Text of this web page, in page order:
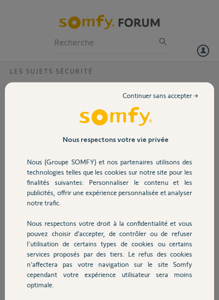
Volet
Sécurité
Domotique
Chauffage
Autres produits
LES SUJETS SÉCURITÉ
Est-il prévu de mettre en place un bouton
Est-il prévu de mettre en place un bouton SOS -
panique dans l'application mobile?
En effet, de plus en plus de personnes ont leur téléphone avec eux.
Parfois, nous pourrions ne pas avoir la télécommande près de nous
pour déclencher un mode SOS.
Bien plus utile et pratique.
Cordialement,
FX L.
il y a plus de 9 ans
Participer au fil de discussion
Nous respectons votre vie privée
Nous (Groupe SOMFY) et nos partenaires utilisons des
technologies telles que les cookies sur notre site pour les
finalités suivantes: Personnaliser le contenu et les
publicités, offrir une expérience personnalisée et analyser
notre trafic.
Nous respectons votre droit à la confidentialité et vous
pouvez choisir d’accepter, de contrôler ou de refuser
l'utilisation de certains types de cookies ou certains
services proposés par des tiers. Le refus des cookies
n’affectera pas votre navigation sur le site Somfy
cependant votre expérience utilisateur sera moins
optimale.
Continuer sans accepter →